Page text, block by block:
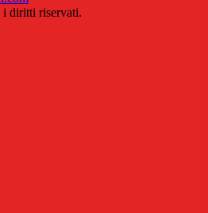
diritti riservati.